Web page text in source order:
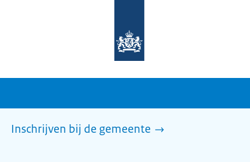
homepage
sdg.rijksoverheid.nl
Inschrijven bij de gemeente